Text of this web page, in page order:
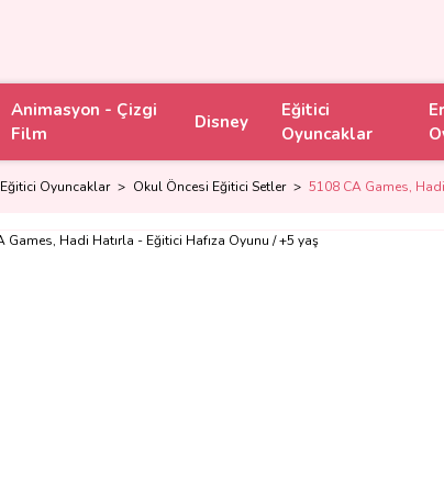
Animasyon - Çizgi
Film
Disney
Eğitici
Oyuncaklar
Eğitici Oyuncaklar Okul Öncesi Eğitici Setler 5108 CA Games,